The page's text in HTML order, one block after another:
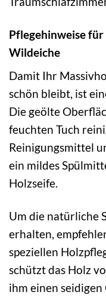
Pflegehinweise
Wildeiche
Damit Ihr
schön bleibt, ist
Die geölte
feuchten Tuch
Reinigungsmittel
ein mildes
Holzseife.
Um die natürliche
erhalten,
speziellen
schützt das Holz
ihm einen seidigen